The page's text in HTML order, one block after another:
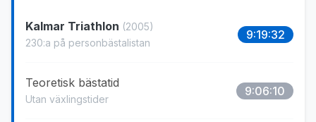
Kalmar Triathlon (2005)
230:a på personbästalistan
9:19:32
Teoretisk bästatid
Utan växlingstider
9:06:10